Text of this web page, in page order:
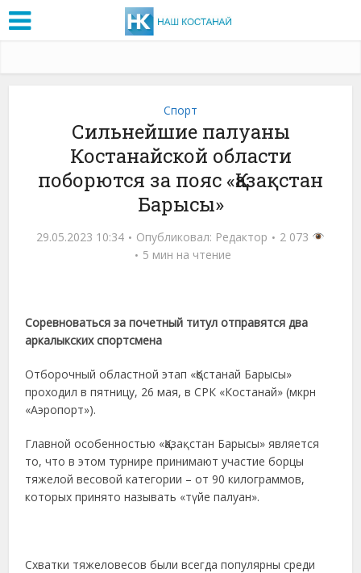
Спорт
Сильнейшие палуаны
Костанайской области
поборются за пояс «Қазақстан
Барысы»
29.05.2023 10:34 Опубликовал: Редактор
2 073
5 мин на чтение
Соревноваться за почетный титул отправятся два
аркалыкских спортсмена
Отборочный областной этап «Қостанай Барысы»
проходил в пятницу, 26 мая, в СРК «Костанай» (мкрн
«Аэропорт»).
Главной особенностью «Қазақстан Барысы» является
то, что в этом турнире принимают участие борцы
тяжелой весовой категории – от 90 килограммов,
которых принято называть «түйе палуан».
Схватки тяжеловесов были всегда популярны среди